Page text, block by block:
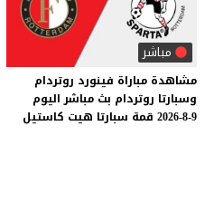
مباشر
مشاهدة مباراة فينورد روتردام
وسبارتا روتردام بث مباشر اليوم
9-8-2026
قمة سبارتا هيت كاستيل